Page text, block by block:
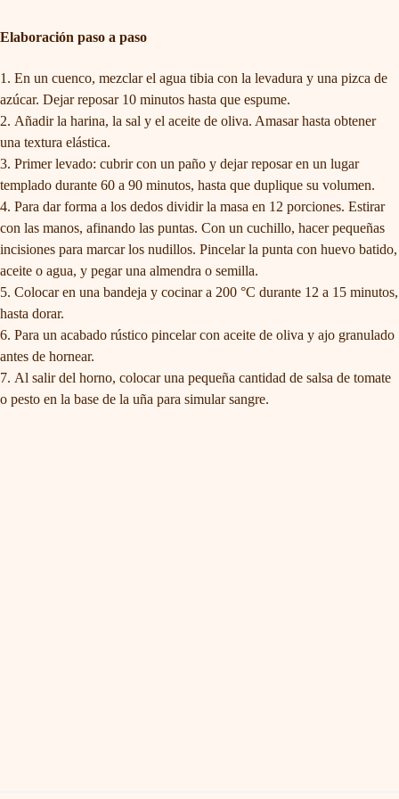
Elaboración paso a paso
En un cuenco, mezclar el agua tibia con la levadura y una pizca de
azúcar. Dejar reposar 10 minutos hasta que espume.
Añadir la harina, la sal y el aceite de oliva. Amasar hasta obtener
una textura elástica.
Primer levado: cubrir con un paño y dejar reposar en un lugar
templado durante 60 a 90 minutos, hasta que duplique su volumen.
Para dar forma a los dedos dividir la masa en 12 porciones. Estirar
con las manos, afinando las puntas. Con un cuchillo, hacer pequeñas
incisiones para marcar los nudillos. Pincelar la punta con huevo batido,
aceite o agua, y pegar una almendra o semilla.
Colocar en una bandeja y cocinar a 200 °C durante 12 a 15 minutos,
hasta dorar.
Para un acabado rústico pincelar con aceite de oliva y ajo granulado
antes de hornear.
Al salir del horno, colocar una pequeña cantidad de salsa de tomate
o pesto en la base de la uña para simular sangre.